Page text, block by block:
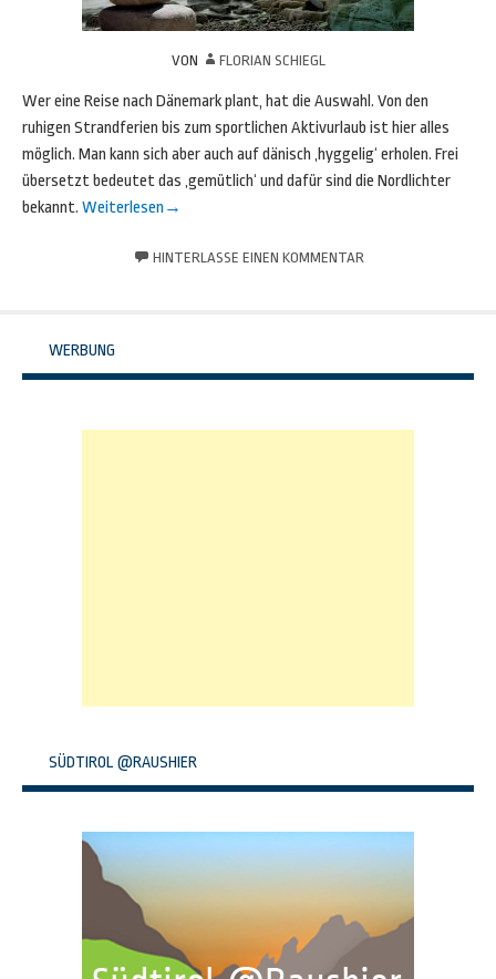
VON FLORIAN SCHIEGL
Wer eine Reise nach Dänemark plant, hat die Auswahl. Von den
ruhigen Strandferien bis zum sportlichen Aktivurlaub ist hier alles
möglich. Man kann sich aber auch auf dänisch ‚hyggelig‘ erholen. Frei
übersetzt bedeutet das ‚gemütlich‘ und dafür sind die Nordlichter
bekannt. Weiterlesen →
HINTERLASSE EINEN KOMMENTAR
WERBUNG
SÜDTIROL @RAUSHIER